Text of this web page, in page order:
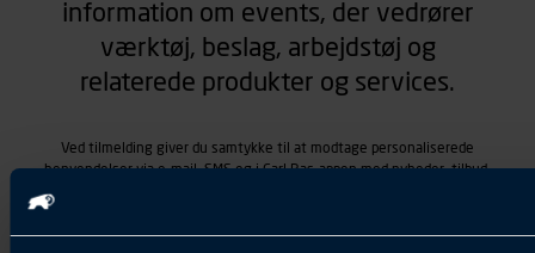
information om events, der vedrører
værktøj, beslag, arbejdstøj og
relaterede produkter og services.
Ved tilmelding giver du samtykke til at modtage personaliserede
henvendelser via e-mail, SMS og i Carl Ras-appen med nyheder, tilbud,
kontaktoplysninger, produkter, du viser interesse for hos Carl Ras